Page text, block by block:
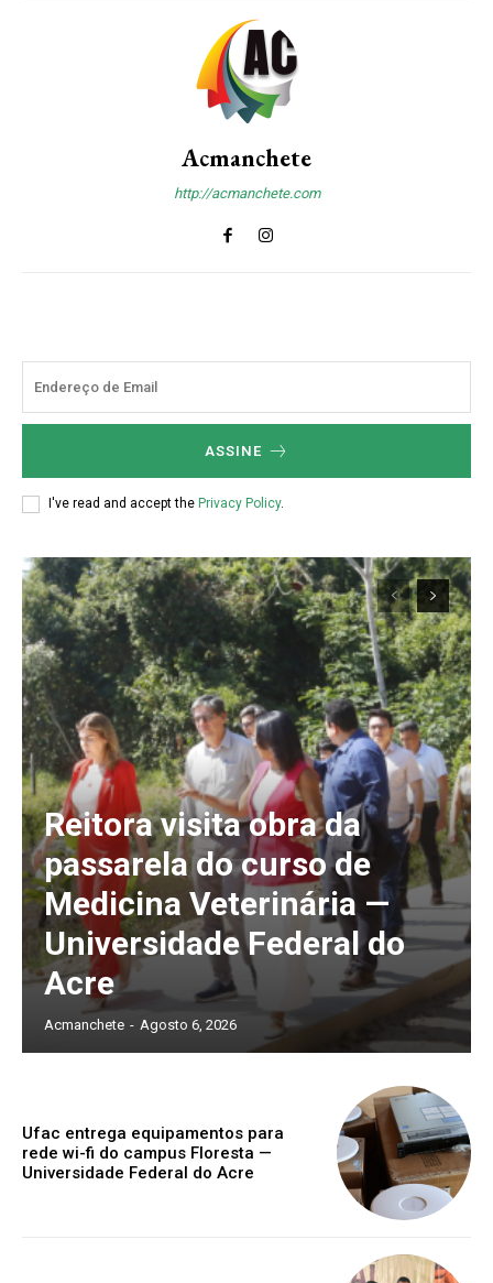
Acmanchete
http://acmanchete.com
ASSINE
I've read and accept the Privacy Policy.
Reitora visita obra da
passarela do curso de
Medicina Veterinária —
Universidade Federal do
Acre
Acmanchete - Agosto 6, 2026
Ufac entrega equipamentos para
rede wi-fi do campus Floresta —
Universidade Federal do Acre